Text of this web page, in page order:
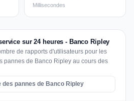
Millisecondes
sur 24 heures - Banco Ripley
de rapports d'utilisateurs pour les
pannes de Banco Ripley au cours des
des pannes de Banco Ripley